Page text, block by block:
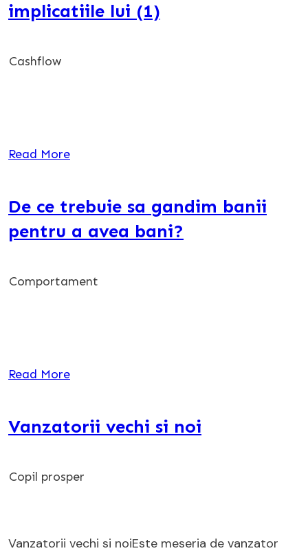
implicatiile lui (1)
Cashflow
Read More
De ce trebuie sa gandim banii
pentru a avea bani?
Comportament
Read More
Vanzatorii vechi si noi
Copil prosper
Vanzatorii vechi si noiEste meseria de vanzator